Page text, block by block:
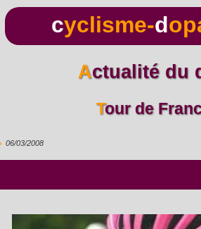
cyclisme-d
Actualité du
Tour de
› 06/03/2008